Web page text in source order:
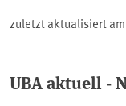
zuletzt aktualisiert am
UBA aktuell -